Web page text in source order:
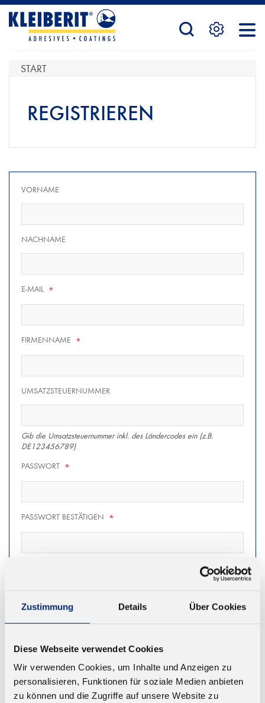
Zustimmung Details Über Cookies
Diese Webseite verwendet Cookies
Wir verwenden Cookies, um Inhalte und Anzeigen zu
personalisieren, Funktionen für soziale Medien anbieten
zu können und die Zugriffe auf unsere Website zu
STARTSEITE
PRODUKTE
SERVICE
HÄNDLERSUCHE
START
REGISTRIEREN
VORNAME
NACHNAME
E-MAIL *
FIRMENNAME *
UMSATZSTEUERNUMMER
Gib die Umsatzsteuernummer inkl. des Ländercodes ein (z.B.
DE123456789)
PASSWORT *
PASSWORT BESTÄTIGEN *
REGISTRIEREN